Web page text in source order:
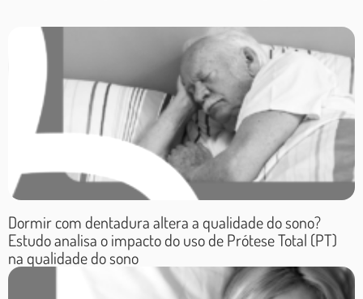
O cirurgião dentista
tem um grande campo
de trabalho no
tratamento dos
distúrbios do sono:
bruxismo, ronco
primário e apneia de
intensidade leve e
moderada. O paciente
Dormir com dentadura altera a qualidade do sono?
Estudo analisa o impacto do uso de Prótese Total (PT)
na qualidade do sono